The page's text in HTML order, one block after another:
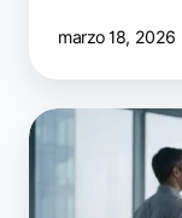
marzo 18, 2026
Perché
team